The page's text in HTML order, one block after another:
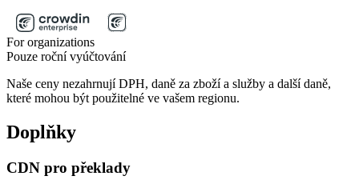
For organizations
Pouze roční vyúčtování
Naše ceny nezahrnují DPH, daně za zboží a služby a další daně,
které mohou být použitelné ve vašem regionu.
Doplňky
CDN pro překlady